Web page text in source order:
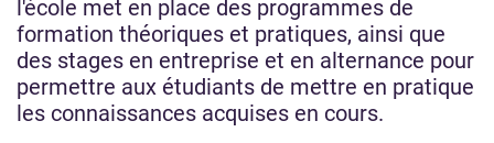
l'école met en place des programmes de
formation théoriques et pratiques, ainsi que
des stages en entreprise et en alternance pour
permettre aux étudiants de mettre en pratique
les connaissances acquises en cours.